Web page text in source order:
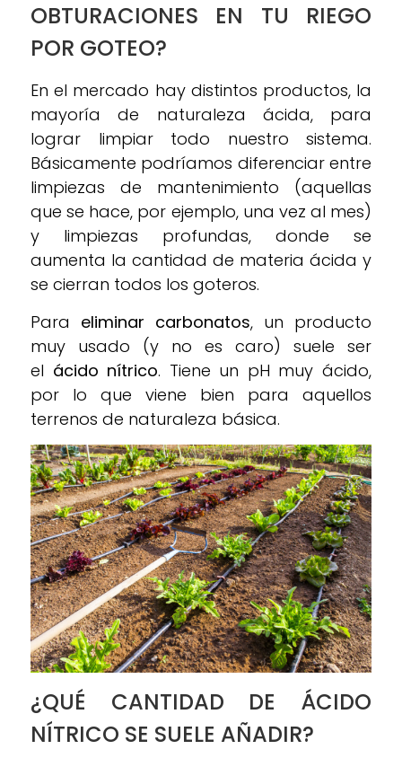
OBTURACIONES EN TU RIEGO
POR GOTEO?
En el mercado hay distintos productos, la
mayoría de naturaleza ácida, para
lograr limpiar todo nuestro sistema.
Básicamente podríamos diferenciar entre
limpiezas de mantenimiento (aquellas
que se hace, por ejemplo, una vez al mes)
y limpiezas profundas, donde se
aumenta la cantidad de materia ácida y
se cierran todos los goteros.
Para eliminar carbonatos, un producto
muy usado (y no es caro) suele ser
el ácido nítrico. Tiene un pH muy ácido,
por lo que viene bien para aquellos
terrenos de naturaleza básica.
¿QUÉ CANTIDAD DE ÁCIDO
NÍTRICO SE SUELE AÑADIR?